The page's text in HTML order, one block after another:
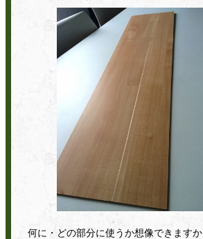
何に・どの部分に使うか想像できますか